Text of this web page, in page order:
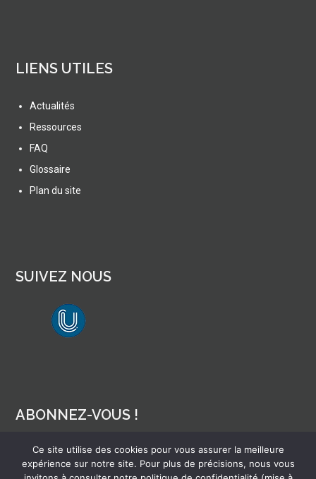
LIENS UTILES
Actualités
Ressources
FAQ
Glossaire
Plan du site
SUIVEZ NOUS
ABONNEZ-VOUS !
Pour recevoir par mail la notification des nouveaux articles
Ce site utilise des cookies pour vous assurer la meilleure
expérience sur notre site. Pour plus de précisions, nous vous